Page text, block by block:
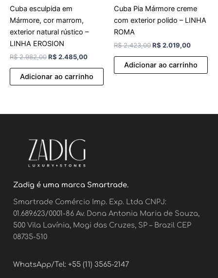
Cuba esculpida em
Mármore, cor marrom,
exterior natural rústico –
LINHA EROSION
R$2.982,00R$ 2.485,00
Adicionar ao carrinho
Cuba Pia Mármore creme
com exterior polido – LINHA
ROMA
R$2.423,00R$ 2.019,00
Adicionar ao carrinho
Zadig é uma marca Smartrade.
Smartrade Comércio Imp. Exp. Ltda CNPJ:
01.689.623/0001-86 Av. Dona Antonia Maria de Souza,
500 Vila Lavínia, Mogi das Cruzes, SP – Brazil CEP
08735-510
WhatsApp/Tel: +55 (11) 3565-2147